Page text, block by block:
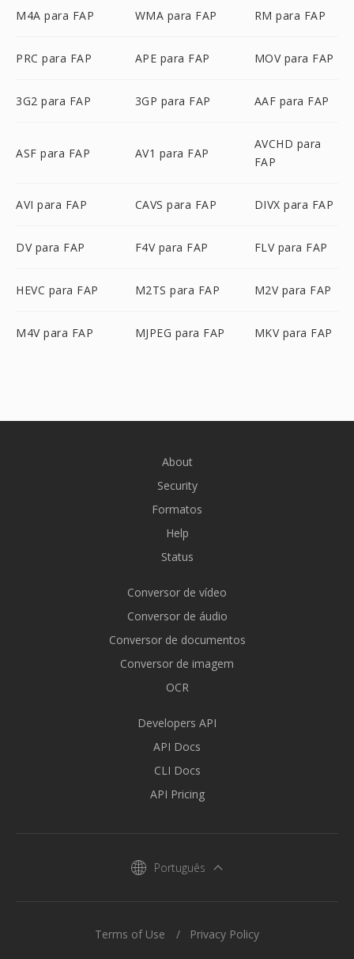
M4A para FAP WMA para FAP RM para FAP
PRC para FAP APE para FAP MOV para FAP
3G2 para FAP 3GP para FAP AAF para FAP
ASF para FAP AV1 para FAP
AVCHD para
FAP
AVI para FAP CAVS para FAP DIVX para FAP
DV para FAP F4V para FAP FLV para FAP
HEVC para FAP M2TS para FAP M2V para FAP
M4V para FAP MJPEG para FAP MKV para FAP
About
Security
Formatos
Help
Status
Conversor de vídeo
Conversor de áudio
Conversor de documentos
Conversor de imagem
OCR
Developers API
API Docs
CLI Docs
API Pricing
Português
Terms of Use Privacy Policy